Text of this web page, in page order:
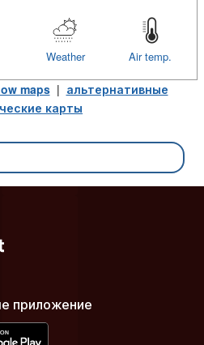
Air temp.
Weather
maps| альтернативные
карты
приложение